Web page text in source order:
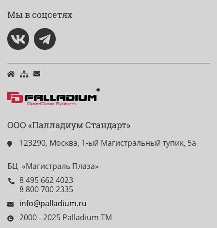
Мы в соцсетях
ООО «Палладиум Стандарт»
123290, Москва, 1-ый Магистральный тупик, 5а
БЦ «Магистраль Плаза»
8 495 662 4023
8 800 700 2335
info@palladium.ru
2000 - 2025 Palladium TM